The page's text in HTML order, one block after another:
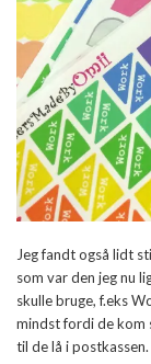
Jeg fandt også lidt
som var den jeg nu
skulle bruge, f.eks
mindst fordi de kom
til de lå i postkassen.